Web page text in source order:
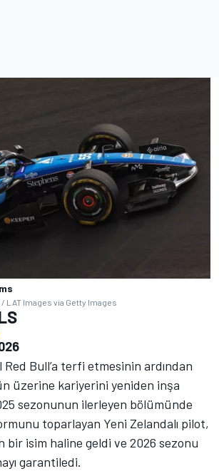
LAT Images via Getty Images
Red Bull’a terfi etmesinin ardından
üzerine kariyerini yeniden inşa
sezonunun ilerleyen bölümünde
toparlayan Yeni Zelandalı pilot,
bir isim haline geldi ve 2026 sezonu
garantiledi.